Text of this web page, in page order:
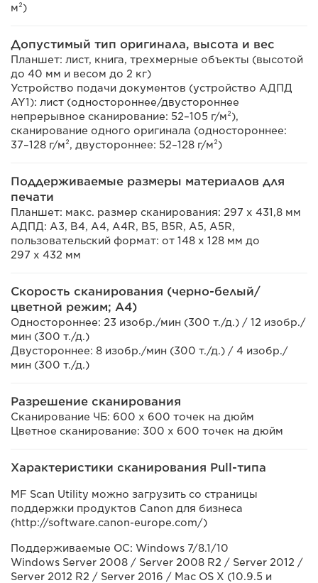
м²)
Допустимый тип оригинала, высота и вес
Планшет: лист, книга, трехмерные объекты (высотой
до 40 мм и весом до 2 кг)
Устройство подачи документов (устройство АДПД
AY1): лист (одностороннее/двустороннее
непрерывное сканирование: 52–105 г/м²),
сканирование одного оригинала (одностороннее:
37–128 г/м², двустороннее: 52–128 г/м²)
Поддерживаемые размеры материалов для
печати
Планшет: макс. размер сканирования: 297 x 431,8 мм
АДПД: A3, B4, A4, A4R, B5, B5R, A5, A5R,
пользовательский формат: от 148 x 128 мм до
297 x 432 мм
Скорость сканирования (черно-белый/
цветной режим; A4)
Одностороннее: 23 изобр./мин (300 т./д.) / 12 изобр./
мин (300 т./д.)
Двустороннее: 8 изобр./мин (300 т./д.) / 4 изобр./
мин (300 т./д.)
Разрешение сканирования
Сканирование ЧБ: 600 x 600 точек на дюйм
Цветное сканирование: 300 x 600 точек на дюйм
Характеристики сканирования Pull-типа
MF Scan Utility можно загрузить со страницы
поддержки продуктов Canon для бизнеса
(http://software.canon-europe.com/)
Поддерживаемые ОС: Windows 7/8.1/10
Windows Server 2008 / Server 2008 R2 / Server 2012 /
Server 2012 R2 / Server 2016 / Mac OS X (10.9.5 и